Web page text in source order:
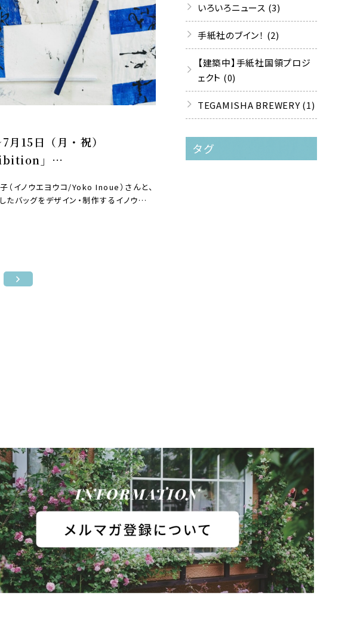
15日（月・祝）
」
（イノウエヨウコ/Yoko Inoue）さんと、
たバッグをデザイン・制作するイノウ…
いろいろニュース (3)
手紙社のブイン！ (2)
【建築中】手紙社国領プロジ
ェクト (0)
TEGAMISHA BREWERY (1)
タグ